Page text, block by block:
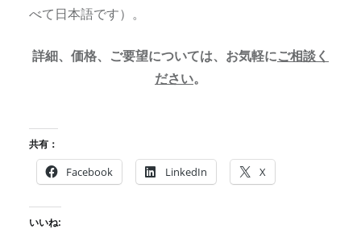
べて日本語です）。
詳細、価格、ご要望については、お気軽にご相談く
ださい。
共有：
Facebook LinkedIn X
いいね: